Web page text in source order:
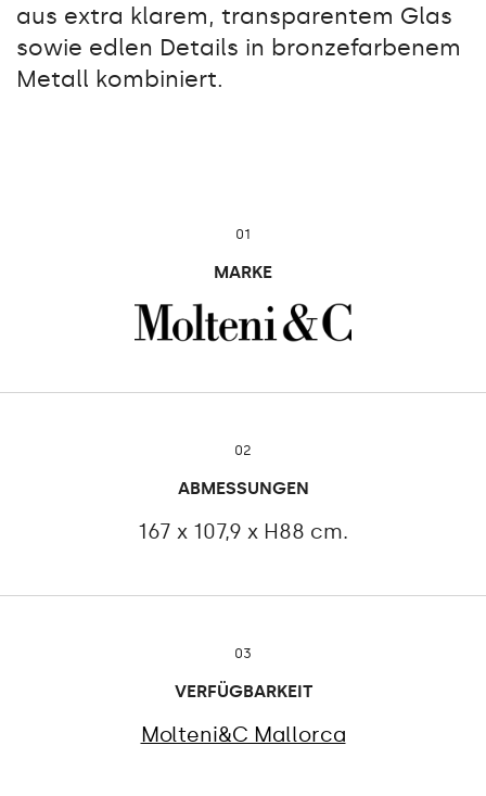
aus extra klarem, transparentem Glas
sowie edlen Details in bronzefarbenem
Metall kombiniert.
01
MARKE
02
ABMESSUNGEN
167 x 107,9 x H88 cm.
03
VERFÜGBARKEIT
Molteni&C Mallorca